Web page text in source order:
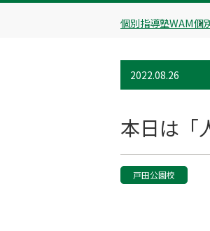
個別指導塾WAM個
2022.08.26
本日は「
戸田公園校